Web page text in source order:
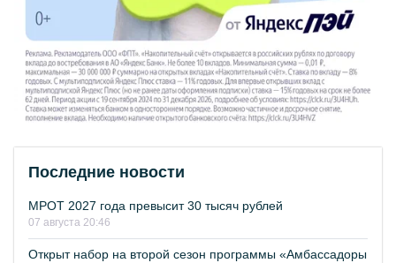
Последние новости
МРОТ 2027 года превысит 30 тысяч рублей
07 августа 20:46
Открыт набор на второй сезон программы «Амбассадоры